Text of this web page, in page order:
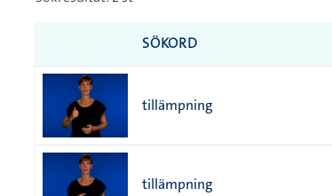
SÖKORD
tillämpning
tillämpning